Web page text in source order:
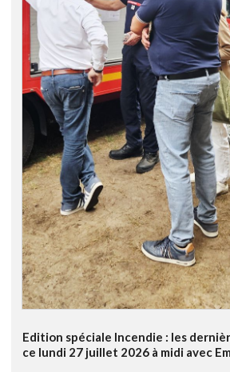
Edition spéciale Incendie : les
ce lundi 27 juillet 2026 à midi avec